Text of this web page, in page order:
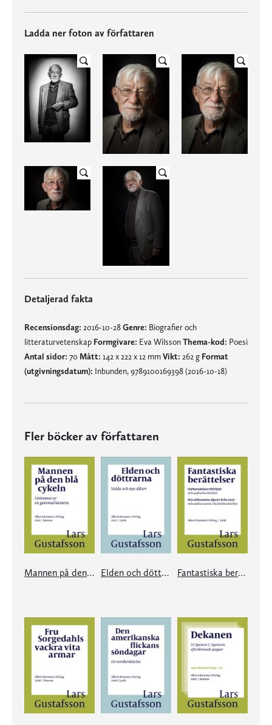
Ladda ner foton av författaren
Detaljerad fakta
Recensionsdag: 2016-10-28Genre: Biografier och
litteraturvetenskap Formgivare: Eva WilssonThema-kod: Poesi
Antal sidor: 70 Mått: 142 x 222 x 12 mmVikt: 262 g Format
(utgivningsdatum): Inbunden, 9789100169398 (2016-10-18)
Fler böcker av författaren
Mannen på den blå cykeln Elden och döttrarna Fantastiska berättelser